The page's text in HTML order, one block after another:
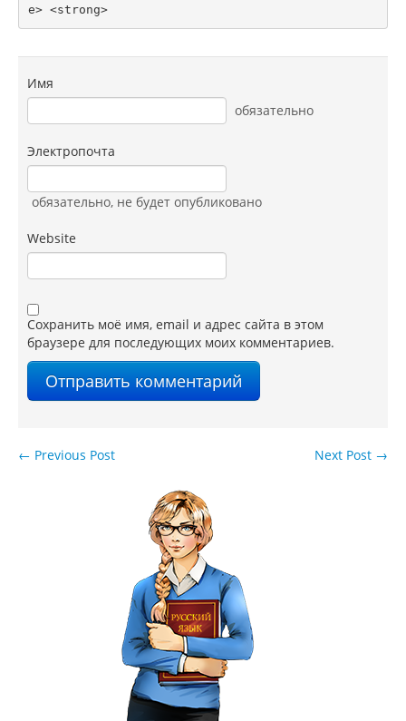
e> <strong>
Имя
обязательно
Электропочта
обязательно, не будет опубликовано
Website
Сохранить моё имя, email и адрес сайта в этом
браузере для последующих моих комментариев.
Next Post →
← Previous Post